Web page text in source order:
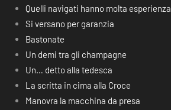
Quelli navigati hanno molta esperienza
Si versano per garanzia
Bastonate
Un demi tra gli champagne
Un… detto alla tedesca
La scritta in cima alla Croce
Manovra la macchina da presa